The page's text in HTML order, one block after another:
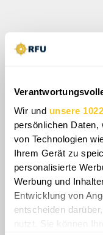
Wir und unsere
persönlichen
von Technologien
Ihrem Gerät zu
personalisierte
Werbung und
Entwicklung von
entscheiden
nutzt. Sie können
Working
• Remote work
• Flexible
• Fixed deadlines.
• Option to work
part-time (3
• Each report